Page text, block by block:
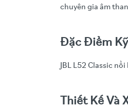
chuyên gia âm
Đặc Điểm Kỹ
JBL L52 Classic
Thiết Kế